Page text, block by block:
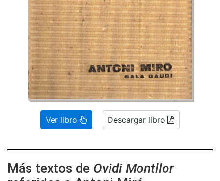
Ver libro Descargar libro
Más textos de Ovidi Montllor